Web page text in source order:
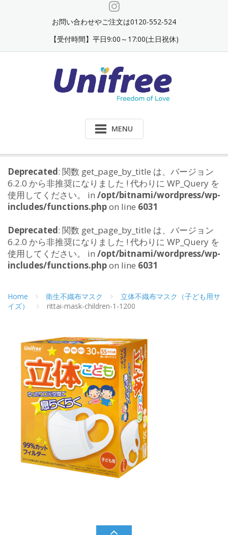
お問い合わせやご注文は0120-552-524
【受付時間】平日9:00～17:00(土日祝休)
MENU
Deprecated: 関数 get_page_by_title は、バージョン
6.2.0 から非推奨になりました ! 代わりに WP_Query を
使用してください。 in /opt/bitnami/wordpress/wp-
includes/functions.phpon line 6031
Deprecated: 関数 get_page_by_title は、バージョン
6.2.0 から非推奨になりました ! 代わりに WP_Query を
使用してください。 in /opt/bitnami/wordpress/wp-
includes/functions.phpon line 6031
Home 衛生不織布マスク
立体不織布マスク（子ども用サ
イズ）
rittai-mask-children-1-1200